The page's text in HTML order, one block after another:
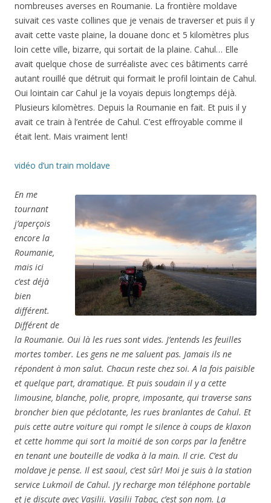
nombreuses averses en Roumanie. La frontière moldave
suivait ces vaste collines que je venais de traverser et puis il y
avait cette vaste plaine, la douane donc et 5 kilomètres plus
loin cette ville, bizarre, qui sortait de la plaine. Cahul… Elle
avait quelque chose de surréaliste avec ces bâtiments carré
autant rouillé que détruit qui formait le profil lointain de Cahul.
Oui lointain car Cahul je la voyais depuis longtemps déjà.
Plusieurs kilomètres. Depuis la Roumanie en fait. Et puis il y
avait ce train à l’entrée de Cahul. C’est effroyable comme il
était lent. Mais vraiment lent!
vidéo d’un train moldave
En me
tournant
j’aperçois
encore la
Roumanie,
mais ici
c’est déjà
bien
différent.
Différent de
la Roumanie. Oui là les rues sont vides. J’entends les feuilles
mortes tomber. Les gens ne me saluent pas. Jamais ils ne
répondent à mon salut. Chacun reste chez soi. A la fois paisible
et quelque part, dramatique. Et puis soudain il y a cette
limousine, blanche, polie, propre, imposante, qui traverse sans
broncher bien que péclotante, les rues branlantes de Cahul. Et
puis cette autre voiture qui rompt le silence à coups de klaxon
et cette homme qui sort la moitié de son corps par la fenêtre
en tenant une bouteille de vodka à la main. Il crie. C’est du
moldave je pense. Il est saoul, c’est sûr! Moi je suis à la station
service Lukmoil de Cahul. j’y recharge mon téléphone portable
et je discute avec Vasilii. Vasilii Tabac, c’est son nom. La